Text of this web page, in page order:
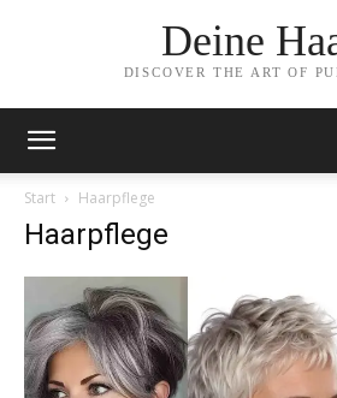
Deine
DISCOVER THE ART OF
Start Haarpflege
Haarpflege